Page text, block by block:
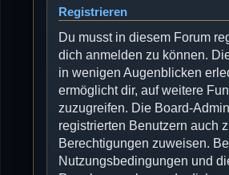
Registrieren
Du musst in diesem Forum
dich anmelden zu können.
in wenigen Augenblicken
ermöglicht dir, auf weitere
zuzugreifen. Die Board-
registrierten Benutzern auch
Berechtigungen zuweisen.
Nutzungsbedingungen und